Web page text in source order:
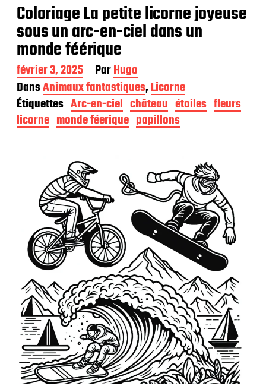
Coloriage La petite licorne joyeuse
sous un arc-en-ciel dans un
monde féérique
D
a
t
e
d
e
février 3, 2025 ParHugo
DansAnimaux fantastiques,Licorne
Étiquettes Arc-en-ciel château étoiles fleurs
licorne monde féerique papillons